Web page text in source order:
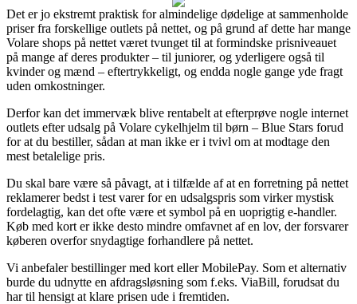
Det er jo ekstremt praktisk for almindelige dødelige at sammenholde
priser fra forskellige outlets på nettet, og på grund af dette har mange
Volare shops på nettet været tvunget til at formindske prisniveauet
på mange af deres produkter – til juniorer, og yderligere også til
kvinder og mænd – eftertrykkeligt, og endda nogle gange yde fragt
uden omkostninger.
Derfor kan det immervæk blive rentabelt at efterprøve nogle internet
outlets efter udsalg på Volare cykelhjelm til børn – Blue Stars forud
for at du bestiller, sådan at man ikke er i tvivl om at modtage den
mest betalelige pris.
Du skal bare være så påvagt, at i tilfælde af at en forretning på nettet
reklamerer bedst i test varer for en udsalgspris som virker mystisk
fordelagtig, kan det ofte være et symbol på en uoprigtig e-handler.
Køb med kort er ikke desto mindre omfavnet af en lov, der forsvarer
køberen overfor snydagtige forhandlere på nettet.
Vi anbefaler bestillinger med kort eller MobilePay. Som et alternativ
burde du udnytte en afdragsløsning som f.eks. ViaBill, forudsat du
har til hensigt at klare prisen ude i fremtiden.